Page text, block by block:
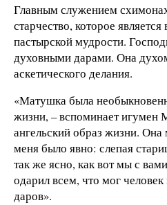
Главным служением
старчество, которое
пастырской мудрости.
духовными дарами. Она
аскетического делания.
«Матушка была
жизни, – вспоминает игумен
ангельский образ жизни. Она
меня было явно: слепая
так же ясно, как вот мы с
одарил всем, что мог
даров».